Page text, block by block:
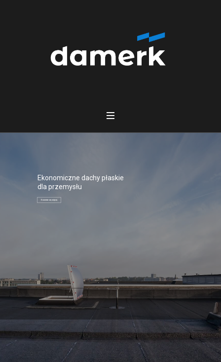
Ekonomiczne dachy płaskie
dla przemysłu
Dowiedz się więcej